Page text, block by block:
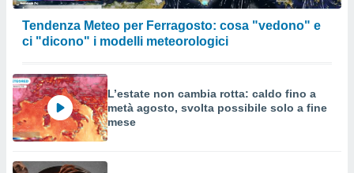
Tendenza Meteo per Ferragosto: cosa "vedono" e
ci "dicono" i modelli meteorologici
L’estate non cambia rotta: caldo fino a
metà agosto, svolta possibile solo a fine
mese